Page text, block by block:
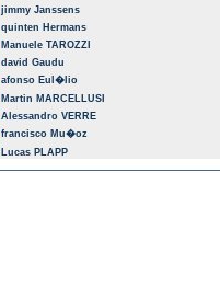
jimmy Janssens
quinten Hermans
Manuele TAROZZI
david Gaudu
afonso Eul�lio
Martin MARCELLUSI
Alessandro VERRE
francisco Mu�oz
Lucas PLAPP